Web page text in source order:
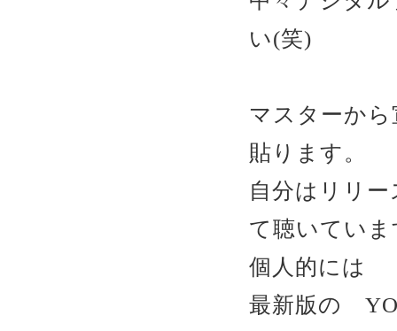
い(笑)
マスターか
貼ります。
自分はリリ
て聴いていま
個人的には
最新版の